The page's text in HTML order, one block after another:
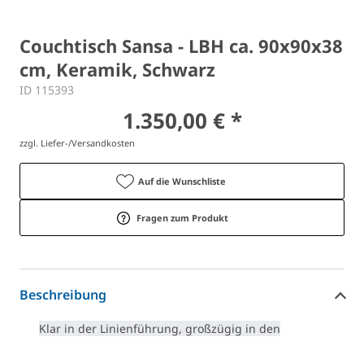
Couchtisch Sansa - LBH ca. 90x90x38
cm, Keramik, Schwarz
ID 115393
1.350,00 € *
zzgl. Liefer-/Versandkosten
Auf die Wunschliste
Fragen zum Produkt
Beschreibung
Klar in der Linienführung, großzügig in den